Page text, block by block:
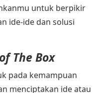
untuk berpikir
ide-ide dan solusi
The Box
pada kemampuan
menciptakan ide atau